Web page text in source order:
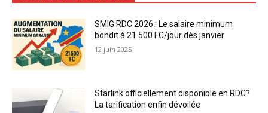
SMIG RDC 2026 : Le salaire minimum
bondit à 21 500 FC/jour dès janvier
12 juin 2025
Starlink officiellement disponible en RDC?
La tarification enfin dévoilée